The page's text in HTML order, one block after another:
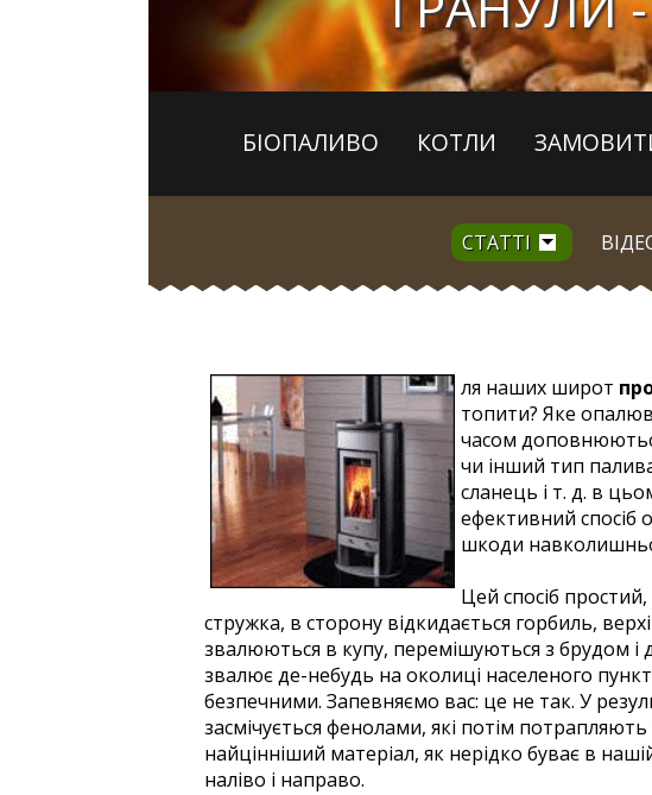
БІОПАЛИВО КОТЛИ
СТАТТІ
ля наших широт
топити? Яке
часом
чи інший тип
сланець і т. д. в
ефективний спосіб
шкоди
Цей спосіб
стружка, в сторону відкидається горбиль,
звалюються в купу, перемішуються з брудом
звалює де-небудь на околиці населеного
безпечними. Запевняємо вас: це не так. У
засмічується фенолами, які потім
найцінніший матеріал, як нерідко буває в
наліво і направо.